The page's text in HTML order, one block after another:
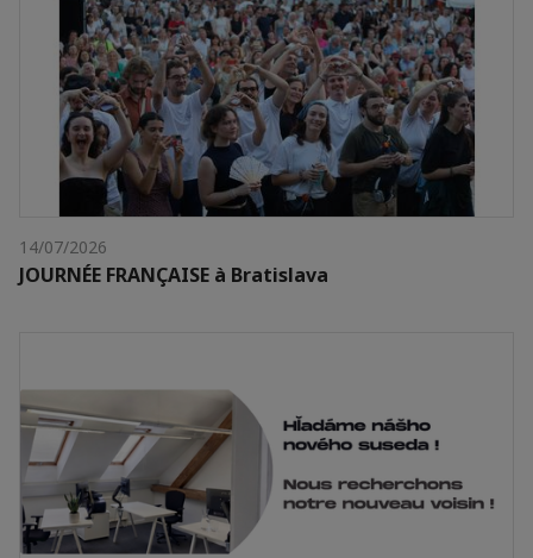
14/07/2026
JOURNÉE FRANÇAISE à Bratislava